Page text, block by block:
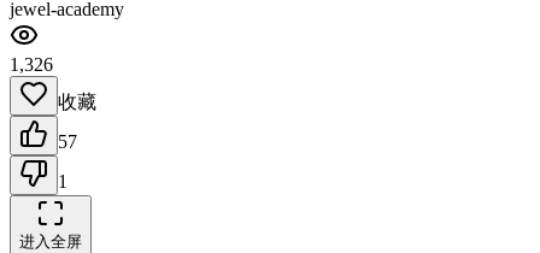
jewel-academy
1,326
收藏
57
1
进入全屏